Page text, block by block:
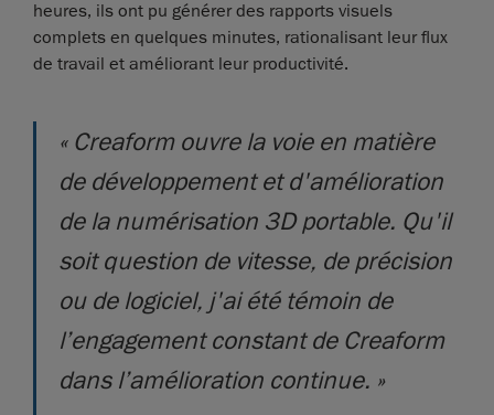
heures, ils ont pu générer des rapports visuels
complets en quelques minutes, rationalisant leur flux
de travail et améliorant leur productivité.
« Creaform ouvre la voie en matière
de développement et d'amélioration
de la numérisation 3D portable. Qu'il
soit question de vitesse, de précision
ou de logiciel, j'ai été témoin de
l’engagement constant de Creaform
dans l’amélioration continue. »